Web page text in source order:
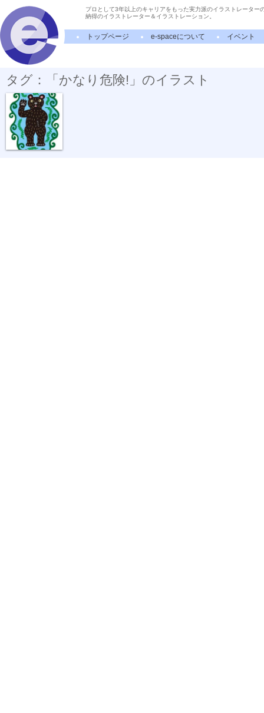
プロとして3年以上のキャリアをもった実力派のイラストレーター
納得のイラストレーター＆イラストレーション。
トップページ e-spaceについて イベント
タグ：「かなり危険!」のイラスト
オハヨウゴザ...